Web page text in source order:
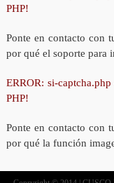
PHP!
Ponte en contacto con
por qué el soporte para
ERROR: si-
PHP!
Ponte en contacto con
por qué la función